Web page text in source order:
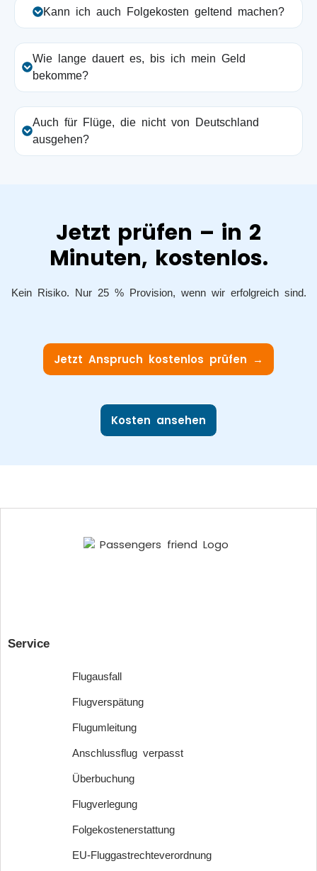
Kann ich auch Folgekosten geltend machen?
Wie lange dauert es, bis ich mein Geld
bekomme?
Auch für Flüge, die nicht von Deutschland
ausgehen?
Jetzt prüfen – in 2
Minuten, kostenlos.
Kein Risiko. Nur 25 % Provision, wenn wir erfolgreich sind.
Jetzt Anspruch kostenlos prüfen →
Kosten ansehen
Service
Flugausfall
Flugverspätung
Flugumleitung
Anschlussflug verpasst
Überbuchung
Flugverlegung
Folgekostenerstattung
EU-Fluggastrechteverordnung